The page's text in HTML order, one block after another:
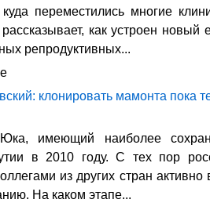
куда переместились многие
как устроен новый
репродуктивных...
клонировать мамонта пока
Юка, имеющий наиболее
в 2010 году. С тех пор
из других стран
На каком этапе...